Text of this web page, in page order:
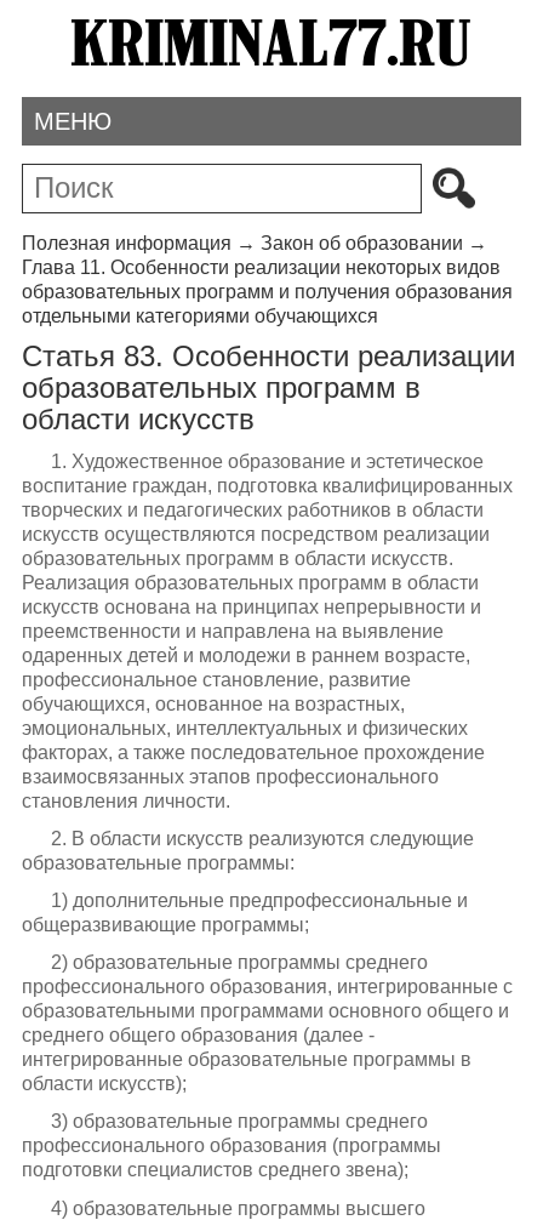
МЕНЮ
Полезная информация → Закон об образовании →
Глава 11. Особенности реализации некоторых видов
образовательных программ и получения образования
отдельными категориями обучающихся
Статья 83. Особенности реализации
образовательных программ в
области искусств
1. Художественное образование и эстетическое
воспитание граждан, подготовка квалифицированных
творческих и педагогических работников в области
искусств осуществляются посредством реализации
образовательных программ в области искусств.
Реализация образовательных программ в области
искусств основана на принципах непрерывности и
преемственности и направлена на выявление
одаренных детей и молодежи в раннем возрасте,
профессиональное становление, развитие
обучающихся, основанное на возрастных,
эмоциональных, интеллектуальных и физических
факторах, а также последовательное прохождение
взаимосвязанных этапов профессионального
становления личности.
2. В области искусств реализуются следующие
образовательные программы:
1) дополнительные предпрофессиональные и
общеразвивающие программы;
2) образовательные программы среднего
профессионального образования, интегрированные с
образовательными программами основного общего и
среднего общего образования (далее -
интегрированные образовательные программы в
области искусств);
3) образовательные программы среднего
профессионального образования (программы
подготовки специалистов среднего звена);
4) образовательные программы высшего